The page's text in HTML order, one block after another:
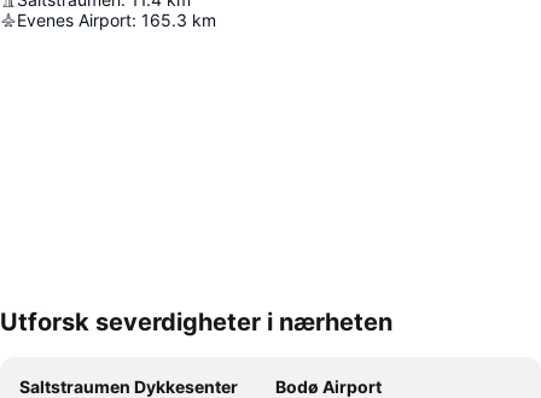
Evenes Airport: 165.3 km
Utforsk severdigheter i nærheten
Saltstraumen Dykkesenter
Bodø Airport